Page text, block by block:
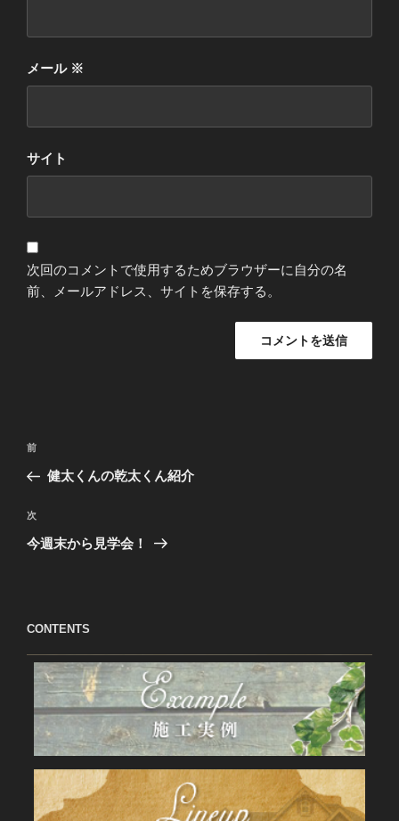
メール ※
サイト
次回のコメントで使用するためブラウザーに自分の名
前、メールアドレス、サイトを保存する。
投
ナ
ビ
ゲ
ン
過
去
投
稿
前
健太くんの乾太くん紹介
次
の
次
今週末から見学会！
CONTENTS